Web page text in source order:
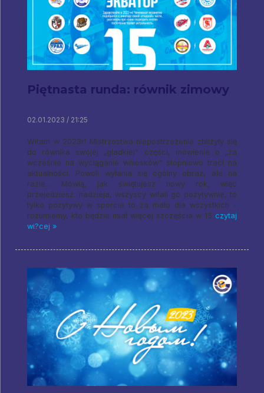
Piętnasta runda: równik zimowy
02.01.2023 / 21:25
Witam w 2023r! Mistrzostwa niepostrzeżenie zbliżyły się
do równika swojej „gładkiej” części, mówienie o „za
wcześnie na wyciąganie wniosków” stopniowo traci na
aktualności. Powoli wyłania się ogólny obraz, ale na
razie... Mówią, jak świętujesz nowy rok, więc
przejedziesz. nadzieja, wszyscy witali go pozytywnie, to
tylko pozytywy w sporcie to za mało dla wszystkich -
rozumiemy, kto będzie miał więcej szczęścia w 15 czytaj
wi?cej »